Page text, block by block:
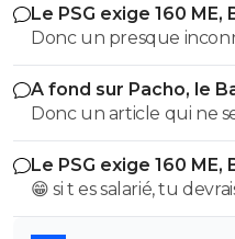
derniers; pour le
association se
se refusant
populaire à son goût
gros globes oculaires
Le PSG exige 160
Donc un presque
normal et un double
faiblard
A fond sur Pacho, le
Donc un article qui ne
voulu mais finalement
comme ca !
Le PSG exige 160
😁 si t es salarié, tu
pour voir ce qu’il va te